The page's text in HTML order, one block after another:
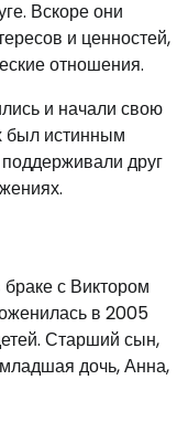
Вскоре они
и ценностей,
отношения.
и начали свою
был истинным
друг
с Виктором
в 2005
Старший сын,
дочь, Анна,